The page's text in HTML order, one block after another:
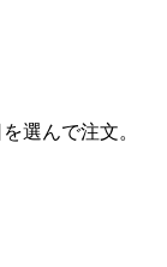
選んで注文。